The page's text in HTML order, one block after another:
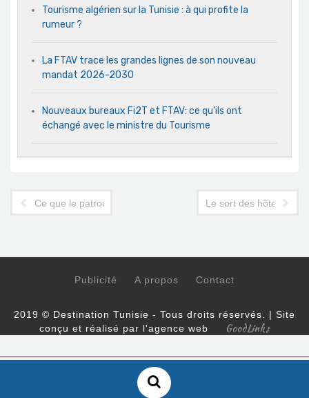
Tourisme algérien sur la Tunisie : à qui profite la
rumeur ?
La FTAV trace les grandes lignes de son nouveau
mandat 2026-2030
Nouveaux bureaux Fi2T et FTAV: ce qu’ils ont
échangé avec le ministre du Tourisme
Ce que le patron d'Eden Viaggi a décidé pour ses hôtels en
Le sort des hôtels RIU
Publicité A propos Contact
2019 © Destination Tunisie - Tous droits réservés. | Site
conçu et réalisé par l'agence web
GoodLinks